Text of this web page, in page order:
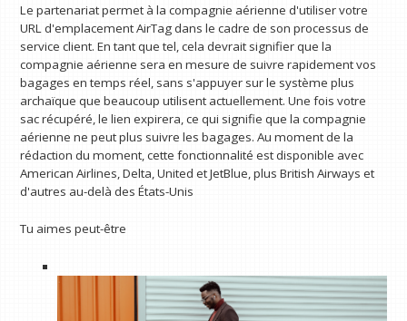
Le partenariat permet à la compagnie aérienne d'utiliser votre
URL d'emplacement AirTag dans le cadre de son processus de
service client. En tant que tel, cela devrait signifier que la
compagnie aérienne sera en mesure de suivre rapidement vos
bagages en temps réel, sans s'appuyer sur le système plus
archaïque que beaucoup utilisent actuellement. Une fois votre
sac récupéré, le lien expirera, ce qui signifie que la compagnie
aérienne ne peut plus suivre les bagages. Au moment de la
rédaction du moment, cette fonctionnalité est disponible avec
American Airlines, Delta, United et JetBlue, plus British Airways et
d'autres au-delà des États-Unis
Tu aimes peut-être